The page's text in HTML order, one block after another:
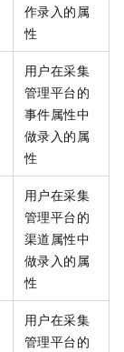
作录入的属
性
用户在采集
管理平台的
事件属性中
做录入的属
性
用户在采集
管理平台的
渠道属性中
做录入的属
性
用户在采集
管理平台的